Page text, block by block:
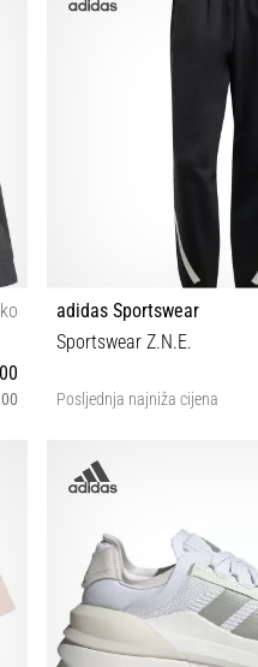
adidas Sportswear
Sportswear Z.N.E.
Posljednja najniža cijena